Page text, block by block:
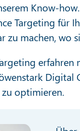
Know-
Targeting für
zu machen, wo
zu optimieren.